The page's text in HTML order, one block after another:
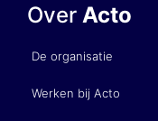
Over Acto
De organisatie
Werken bij Acto